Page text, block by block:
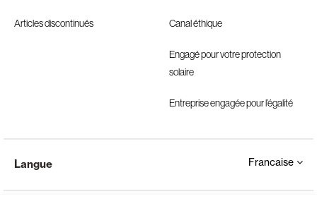
Articles discontinués Canal éthique
Engagé pour votre protection
solaire
Entreprise engagée pour l’égalité
Langue Francaise